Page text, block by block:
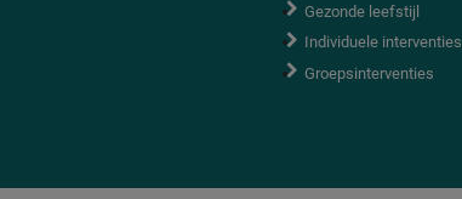
Gezonde leefstijl
Individuele interventies
Groepsinterventies